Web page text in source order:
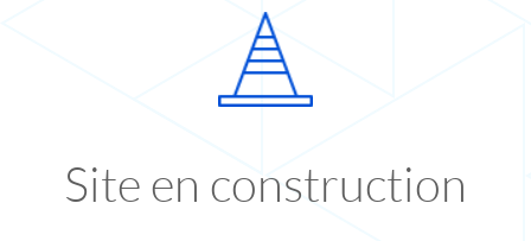
Site en construction